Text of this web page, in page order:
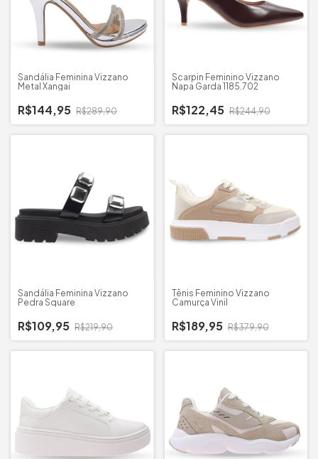
Sandália Feminina Vizzano
Metal Xangai
R$144,95 R$289,90
Scarpin Feminino Vizzano
Napa Garda 1185.702
R$122,45 R$244,90
Sandália Feminina Vizzano
Pedra Square
R$109,95 R$219,90
Tênis Feminino Vizzano
Camurça Vinil
R$189,95 R$379,90